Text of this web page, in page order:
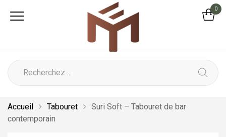
0
Accueil Tabouret
Suri Soft – Tabouret de bar
contemporain